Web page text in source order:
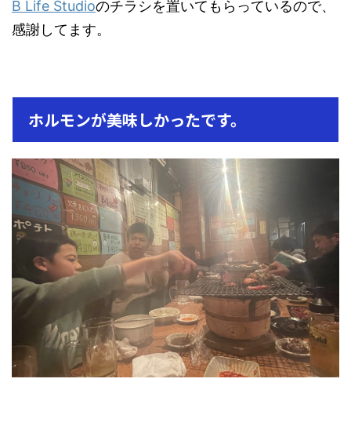
B Life Studioのチラシを置いてもらっているので、
感謝してます。
ホルモンが美味しかったです。